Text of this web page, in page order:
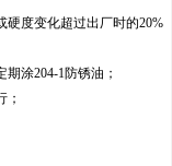
硬度变化超过出厂时的20%
涂204-1防锈油；
；